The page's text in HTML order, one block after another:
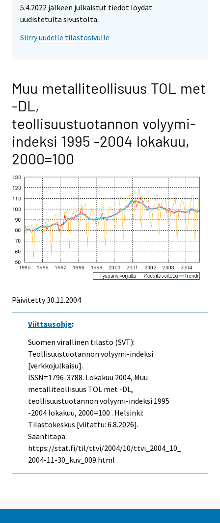
5.4.2022 jälkeen julkaistut tiedot löydät
uudistetulta sivustolta.
Siirry uudelle tilastosivulle
Muu metalliteollisuus TOL met
-DL,
teollisuustuotannon volyymi-
indeksi 1995 -2004 lokakuu,
2000=100
Päivitetty30.11.2004
Viittausohje:
Suomen virallinen tilasto (SVT):
Teollisuustuotannon volyymi-indeksi
[verkkojulkaisu].
ISSN=1796-3788. Lokakuu 2004, Muu
metalliteollisuus TOL met -DL,
teollisuustuotannon volyymi-indeksi 1995
-2004 lokakuu, 2000=100 . Helsinki:
Tilastokeskus [viitattu: 6.8.2026].
Saantitapa:
https://stat.fi/til/ttvi/2004/10/ttvi_2004_10_
2004-11-30_kuv_009.html